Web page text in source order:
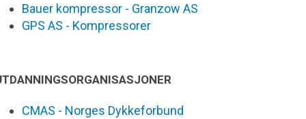
Bauer kompressor - Granzow AS
GPS AS - Kompressorer
CMAS - Norges Dykkeforbund